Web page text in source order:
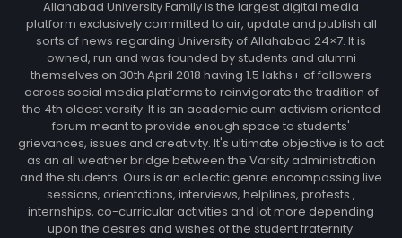
Allahabad University Family is the largest digital media
platform exclusively committed to air, update and publish all
sorts of news regarding University of Allahabad 24×7. It is
owned, run and was founded by students and alumni
themselves on 30th April 2018 having 1.5 lakhs+ of followers
across social media platforms to reinvigorate the tradition of
the 4th oldest varsity. It is an academic cum activism oriented
forum meant to provide enough space to students'
grievances, issues and creativity. It's ultimate objective is to act
as an all weather bridge between the Varsity administration
and the students. Ours is an eclectic genre encompassing live
sessions, orientations, interviews, helplines, protests ,
internships, co-curricular activities and lot more depending
upon the desires and wishes of the student fraternity.